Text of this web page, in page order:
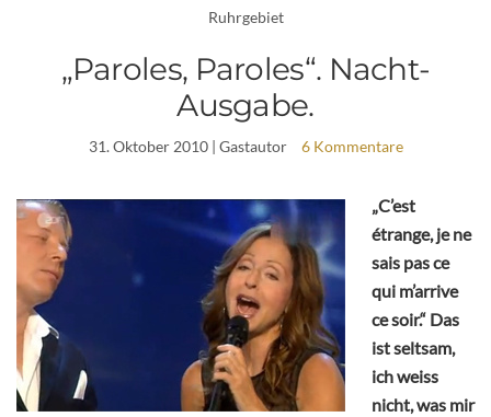
Ruhrgebiet
„Paroles, Paroles“. Nacht-
Ausgabe.
31. Oktober 2010| Gastautor 6 Kommentare
„C’est
étrange, je ne
sais pas ce
qui m’arrive
ce soir.“ Das
ist seltsam,
ich weiss
nicht, was mir